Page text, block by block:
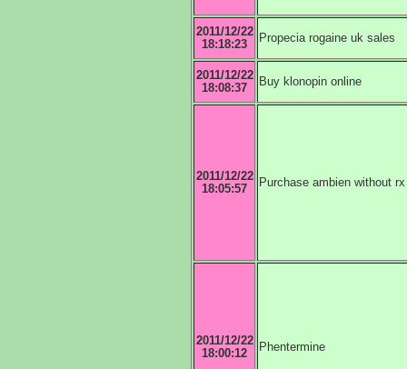
2011/12/22
18:18:23
Propecia rogaine uk sales
2011/12/22
18:08:37
Buy klonopin online
2011/12/22
18:05:57
Purchase ambien without rx
2011/12/22
18:00:12
Phentermine